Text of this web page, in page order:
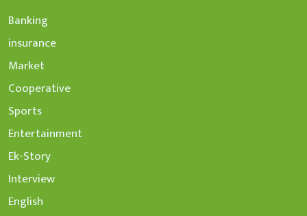
Banking
insurance
Market
Cooperative
Sports
Entertainment
Ek-Story
Interview
English